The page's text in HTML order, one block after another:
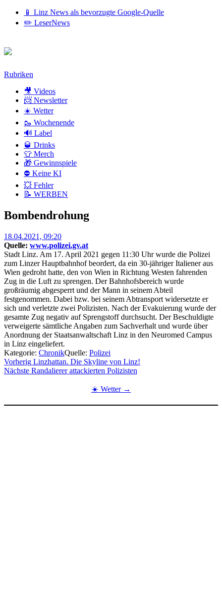
📱 Linz News als bevorzugte Google-Quelle
✏️ LeserNews
Zum
Rubriken
🎥 Videos
📨 Newsletter
☀️ Wetter
🥾 Wochenende
🔊 Label
🥃 Drinks
👕 Merch
🎁 Gewinnspiele
⛔ Keine KI
💥 Fehler
📝 WERBEN
Bombendrohung
Posted
on
18.04.2021, 09:20
Quelle: www.polizei.gv.at
Stadt Linz. Am 17. April 2021 gegen 11:30 Uhr wurde die Polizei
zum Linzer Hauptbahnhof beordert, da ein 30-jähriger Italiener aus
Wien gedroht hatte, den von Wien in Richtung Westen fahrenden
Zug in die Luft zu sprengen. Der Bahnhofsbereich wurde
großräumig abgesperrt und der Mann in seinem Abteil
festgenommen. Dabei bzw. bei seinem Abtransport widersetzte er
sich und verletzte zwei Polizisten. Nach der Evakuierung wurde der
gesamte Zug negativ auf Sprengstoff durchsucht. Der Beschuldigte
verweigerte sämtliche Angaben zum Sachverhalt und wurde über
Anordnung der Staatsanwaltschaft Linz in den Neuromed Campus
in Linz eingeliefert.
Kategorie: ChronikQuelle: Polizei
Beitragsnavigation
Vorherig Linzhattan. Die Skyline von Linz!
Nächste Randalierer attackierten Polizisten
☀️ Wetter →